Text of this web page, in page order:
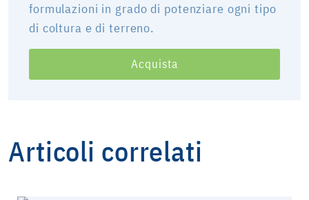
formulazioni in grado di potenziare ogni tipo
di coltura e di terreno.
Acquista
Articoli correlati